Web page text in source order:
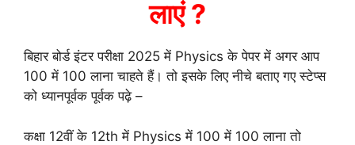
लाएं ?
बिहार बोर्ड इंटर परीक्षा 2025 में Physics के पेपर में अगर आप
100 में 100 लाना चाहते हैं। तो इसके लिए नीचे बताए गए स्टेप्स
को ध्यानपूर्वक पूर्वक पढ़े –
कक्षा 12वीं के 12th में Physics में 100 में 100 लाना तो